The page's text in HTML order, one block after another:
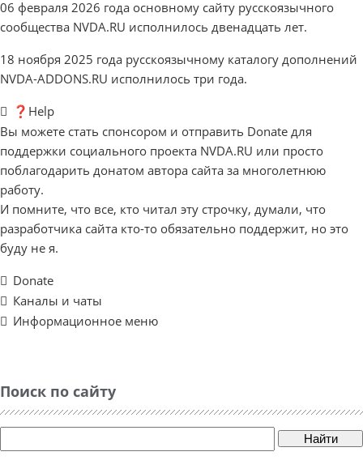
06 февраля 2026 года основному сайту русскоязычного
сообщества NVDA.RU исполнилось двенадцать лет.
18 ноября 2025 года русскоязычному каталогу дополнений
NVDA-ADDONS.RU исполнилось три года.
❓Help
Вы можете стать спонсором и отправить Donate для
поддержки социального проекта NVDA.RU или просто
поблагодарить донатом автора сайта за многолетнюю
работу.
И помните, что все, кто читал эту строчку, думали, что
разработчика сайта кто-то обязательно поддержит, но это
буду не я.
Donate
Каналы и чаты
Информационное меню
Поиск по сайту
Найти